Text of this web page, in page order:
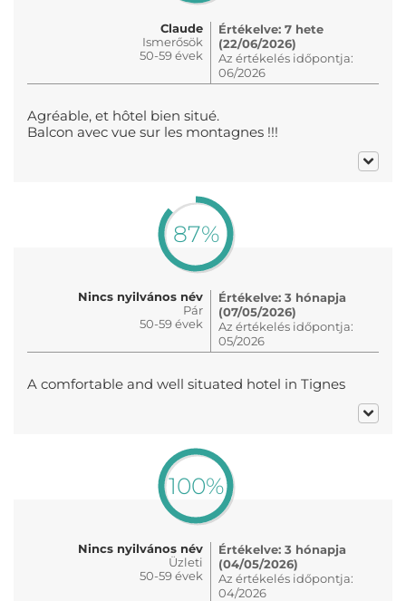
Claude
Ismerősök
50-59 évek
Értékelve: 7 hete
(22/06/2026)
Az értékelés időpontja:
06/2026
Agréable, et hôtel bien situé.
Balcon avec vue sur les montagnes !!!
87%
Nincs nyilvános név
Pár
50-59 évek
Értékelve: 3 hónapja
(07/05/2026)
Az értékelés időpontja:
05/2026
A comfortable and well situated hotel in Tignes
100%
Nincs nyilvános név
Üzleti
50-59 évek
Értékelve: 3 hónapja
(04/05/2026)
Az értékelés időpontja:
04/2026